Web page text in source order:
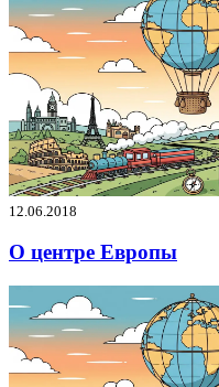
12.06.2018
О центре Европы